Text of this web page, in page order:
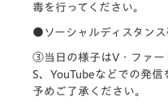
毒を行ってください。
●ソーシャルディスタンス
③当日の様子はV・ファー
S、YouTubeなどでの発
予めご了承ください。